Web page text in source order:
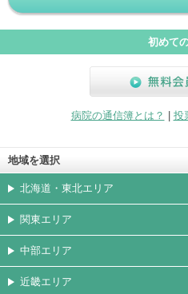
初めて
病院の通信簿とは？
投
地域を選択
北海道・東北エリア
関東エリア
中部エリア
近畿エリア